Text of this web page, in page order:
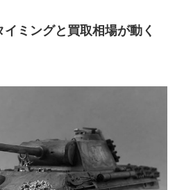
ミングと買取相場が動く